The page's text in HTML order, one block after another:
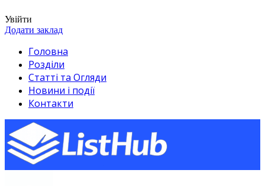
Увійти
Додати заклад
Головна
Розділи
Статті та Огляди
Новини і події
Контакти